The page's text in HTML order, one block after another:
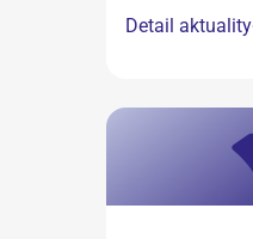
Detail aktuality